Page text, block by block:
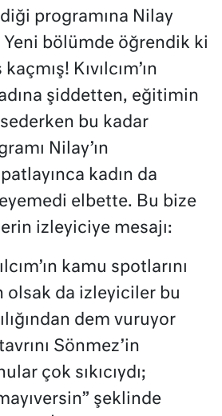
programına Nilay
bölümde öğrendik ki
Kıvılcım’ın
şiddetten, eğitimin
bu kadar
Nilay’ın
kadın da
elbette. Bu bize
izleyiciye mesajı:
kamu spotlarını
olsak da izleyiciler bu
dem vuruyor
Sönmez’in
çok sıkıcıydı;
şeklinde